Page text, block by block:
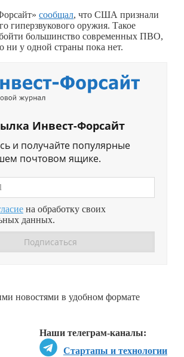
сообщал, что США признали
гиперзвукового оружия. Такое
большинство современных ПВО,
ни у одной страны пока нет.
Инвест-Форсайт
и получайте популярные
почтовом ящике.
на обработку своих
данных.
новостями в удобном формате
Наши телеграм-каналы:
Стартапы и технологии